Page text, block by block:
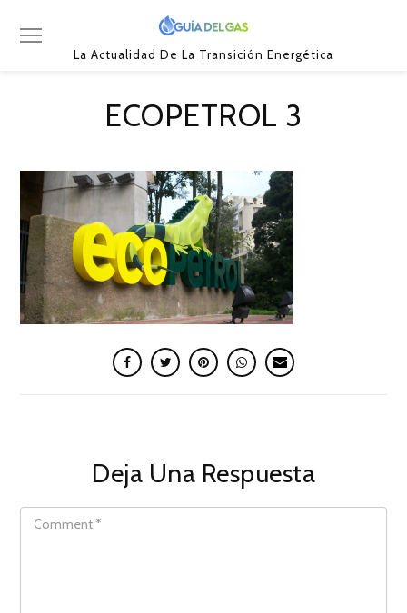
La Actualidad De La Transición Energética
ECOPETROL 3
Deja Una Respuesta
COMMENT